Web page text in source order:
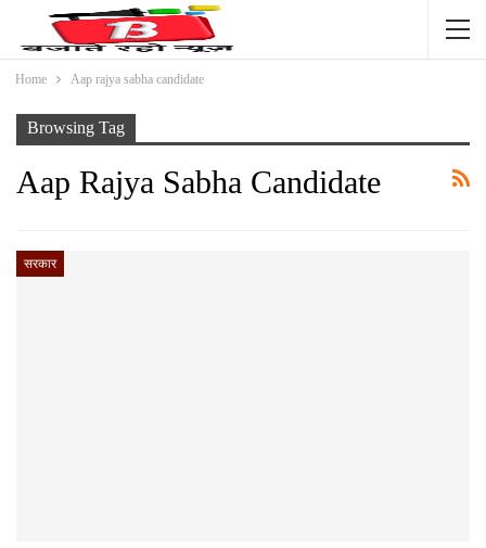
Home Aap rajya sabha candidate
Browsing Tag
Aap Rajya Sabha Candidate
सरकार